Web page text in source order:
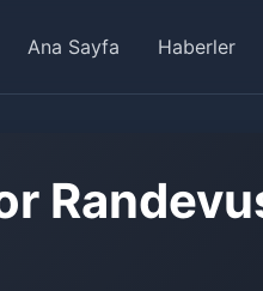
Ana Sayfa Haberler